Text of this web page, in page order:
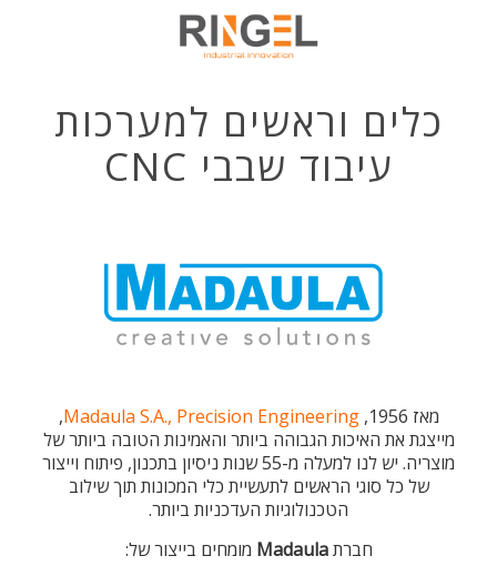
כלים וראשים למערכות
עיבוד שבבי CNC
מאז 1956, Madaula S.A., Precision Engineering
,
מייצגת את האיכות הגבוהה ביותר והאמינות הטובה ביותר של
מוצריה. יש לנו למעלה מ-55 שנות ניסיון בתכנון, פיתוח וייצור
של כל סוגי הראשים לתעשיית כלי המכונות תוך שילוב
הטכנולוגיות העדכניות ביותר.
חברתMadaula מומחים בייצור של: